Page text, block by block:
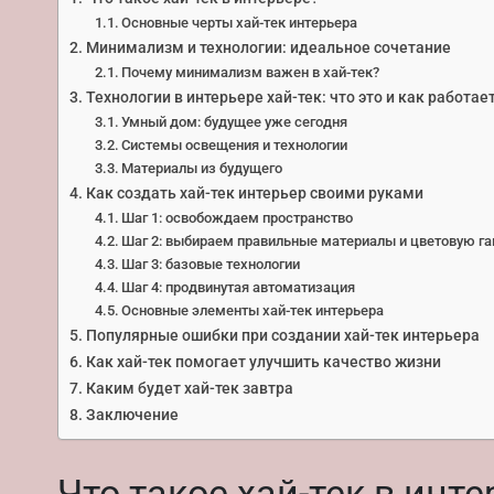
Основные черты хай-тек интерьера
Минимализм и технологии: идеальное сочетание
Почему минимализм важен в хай-тек?
Технологии в интерьере хай-тек: что это и как
Умный дом: будущее уже сегодня
Системы освещения и технологии
Материалы из будущего
Как создать хай-тек интерьер своими руками
Шаг 1: освобождаем пространство
Шаг 2: выбираем правильные материалы и цветовую
Шаг 3: базовые технологии
Шаг 4: продвинутая автоматизация
Основные элементы хай-тек интерьера
Популярные ошибки при создании хай-тек интерьера
Как хай-тек помогает улучшить качество жизни
Каким будет хай-тек завтра
Заключение